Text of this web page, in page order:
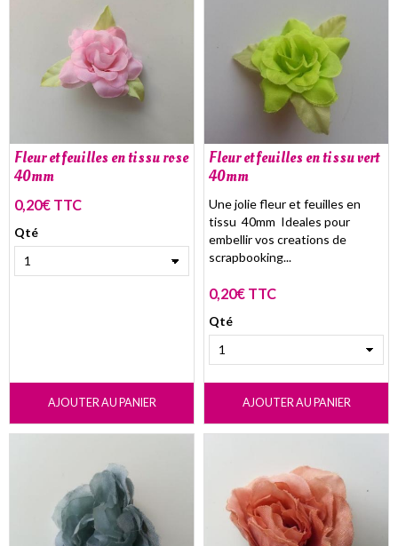
Fleur et feuilles en tissu rose
40mm
0,20€ TTC
Qté
AJOUTER AU PANIER
Fleur et feuilles en tissu vert
40mm
Une jolie fleur et feuilles en
tissu 40mm Ideales pour
embellir vos creations de
scrapbooking...
0,20€ TTC
Qté
AJOUTER AU PANIER